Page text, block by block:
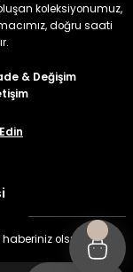
koleksiyonumuz,
doğru saati
& Değişim
olsun